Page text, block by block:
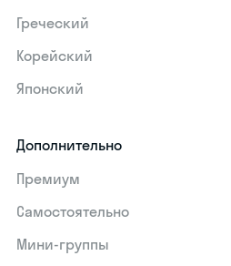
Греческий
Корейский
Японский
Дополнительно
Премиум
Самостоятельно
Мини-группы